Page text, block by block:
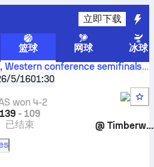
立即下载
篮球 网球
冰球
, Western conference semifinals
东尼奥马刺 实时比分、对战记
5/1601:30
won 4-2
139- 109
已结束
@ Timberwolves